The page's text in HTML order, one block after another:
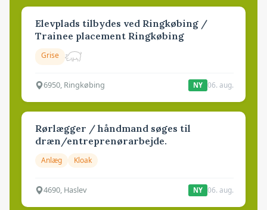
Elevplads tilbydes ved Ringkøbing /
Trainee placement Ringkøbing
Grise
6950, Ringkøbing NY 06. aug.
Rørlægger / håndmand søges til
dræn/entreprenørarbejde.
Anlæg Kloak
4690, Haslev NY 06. aug.